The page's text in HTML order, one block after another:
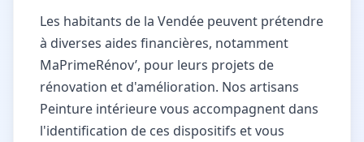
Les habitants de la Vendée peuvent prétendre
à diverses aides financières, notamment
MaPrimeRénov’, pour leurs projets de
rénovation et d'amélioration. Nos artisans
Peinture intérieure vous accompagnent dans
l'identification de ces dispositifs et vous